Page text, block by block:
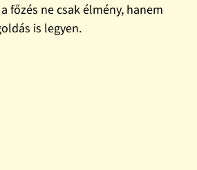
főzés ne csak élmény, hanem
is legyen.